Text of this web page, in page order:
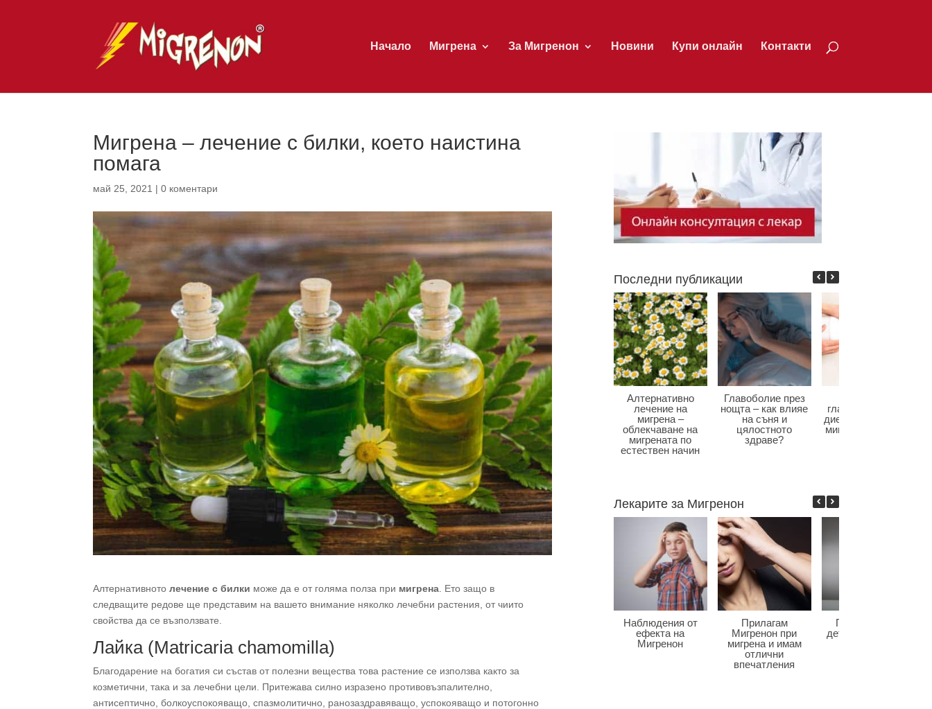
Начало Мигрена За Мигренон Новини Купи онлайн Контакти
Мигрена – лечение с билки, което наистина
помага
май 25, 2021 |0 коментари
Алтернативнотолечение с билки може да е от голяма полза при мигрена . Ето защо в
следващите редове ще представим на вашето внимание няколко лечебни растения, от чиито
свойства да се възползвате.
Лайка (Matricaria chamomilla)
Благодарение на богатия си състав от полезни вещества това растение се използва както за
козметични, така и за лечебни цели. Притежава силно изразено противовъзпалително,
антисептично, болкоуспокояващо, спазмолитично, ранозаздравяващо, успокояващо и потогонно
Последни публикации
Алтернативно
лечение на
мигрена –
облекчаване на
мигрената по
естествен начин
Главоболие през
нощта – как влияе
на съня и
цялостното
здраве?
главоболие – как
диетата влияе при
мигрена и болки в
Лекарите за Мигренон
Наблюдения от
ефекта на
Мигренон
Прилагам
Мигренон при
мигрена и имам
отлични
впечатления
Главоболие в
детската възраст